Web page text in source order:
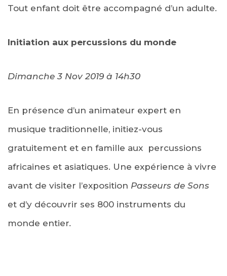
Tout enfant doit être accompagné d’un adulte.
Initiation aux percussions du monde
Dimanche 3 Nov 2019 à 14h30
En présence d’un animateur expert en
musique traditionnelle, initiez-vous
gratuitement et en famille aux percussions
africaines et asiatiques. Une expérience à vivre
avant de visiter l’exposition Passeurs de Sons
et d’y découvrir ses 800 instruments du
monde entier.